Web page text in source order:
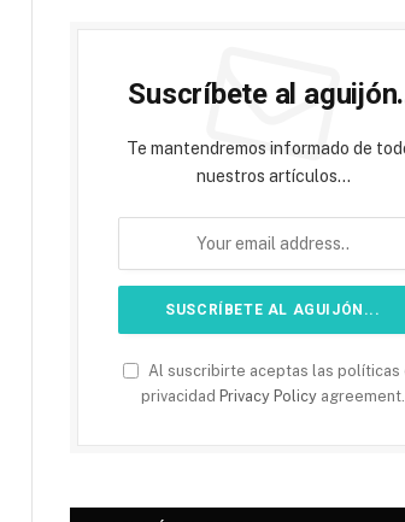
Suscríbete al
Te mantendremos informado de
nuestros artículos...
Al suscribirte aceptas las políticas
privacidad Privacy Policy agreement.